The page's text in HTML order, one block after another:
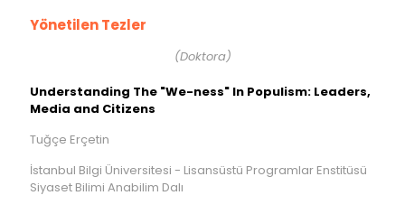
Yönetilen Tezler
(Doktora)
Understanding The "We-ness" In Populism: Leaders,
Media and Citizens
Tuğçe Erçetin
İstanbul Bilgi Üniversitesi - Lisansüstü Programlar Enstitüsü
Siyaset Bilimi Anabilim Dalı